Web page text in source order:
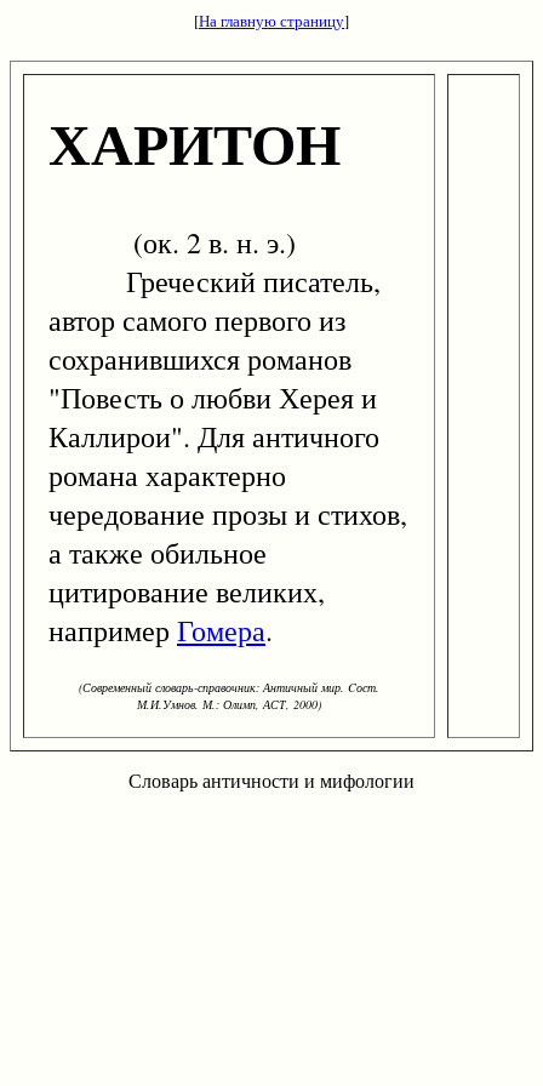
[На главную страницу]
ХАРИТОН
(ок. 2 в. н. э.)
Греческий писатель,
автор самого первого из
сохранившихся романов
"Повесть о любви Херея и
Каллирои". Для античного
романа характерно
чередование прозы и стихов,
а также обильное
цитирование великих,
например Гомера.
(Современный словарь-справочник: Античный мир. Cост.
М.И.Умнов. М.: Олимп, АСТ, 2000)
Словарь античности и мифологии